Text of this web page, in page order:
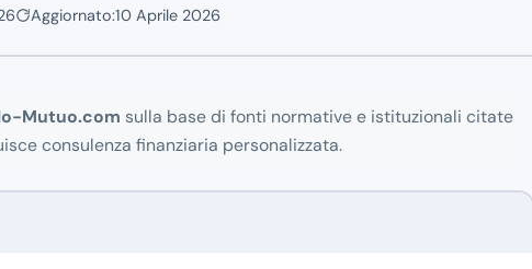
Aggiornato:10 Aprile 2026
Mutuo.com sulla base di fonti normative e istituzionali citate
consulenza finanziaria personalizzata.